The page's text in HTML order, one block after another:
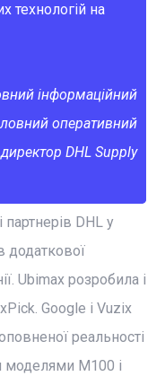
технологій на
інформаційний
оперативний
директор DHL Supply
партнерів DHL у
додаткової
Ubimax розробила і
Google і Vuzix
реальності
моделями M100 і